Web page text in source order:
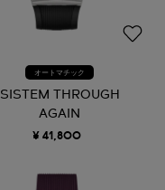
オートマチック
SISTEM THROUGH
AGAIN
¥ 41,800